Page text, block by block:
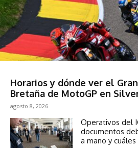
Horarios y dónde ver el
Bretaña de MotoGP en
agosto 8, 2026
Operativos del
documentos
a mano y